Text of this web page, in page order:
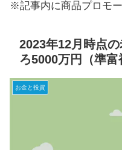
※記事内に商品プロモ
2023年12月時点
ろ5000万円（準富
お金と投資